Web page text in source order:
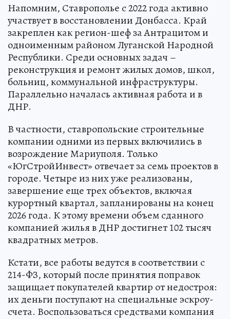
Напомним, Ставрополье с 2022 года активно
участвует в восстановлении Донбасса. Край
закреплен как регион-шеф за Антрацитом и
одноименным районом Луганской Народной
Республики. Среди основных задач –
реконструкция и ремонт жилых домов, школ,
больниц, коммунальной инфраструктуры.
Параллельно началась активная работа и в
ДНР.
В частности, ставропольские строительные
компании одними из первых включились в
возрождение Мариуполя. Только
«ЮгСтройИнвест» отвечает за семь проектов в
городе. Четыре из них уже реализованы,
завершение еще трех объектов, включая
курортный квартал, запланированы на конец
2026 года. К этому времени объем сданного
компанией жилья в ДНР достигнет 102 тысяч
квадратных метров.
Кстати, все работы ведутся в соответствии с
214-ФЗ, который после принятия поправок
защищает покупателей квартир от недостроя:
их деньги поступают на специальные эскроу-
счета. Воспользоваться средствами компания